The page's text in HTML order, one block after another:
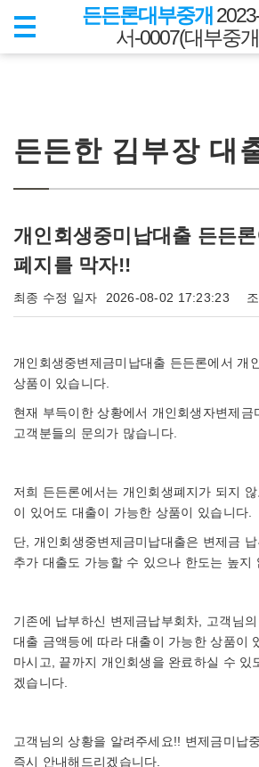
든든론대부중개
서-0007(대부중
든든한 김부장 대
개인회생중미납대출 든든
폐지를 막자!!
최종 수정 일자 2026-08-02 17:23:23
개인회생중변제금미납대출 든든론에서 개
상품이 있습니다.
현재 부득이한 상황에서 개인회생자변제금
고객분들의 문의가 많습니다.
저희 든든론에서는 개인회생폐지가 되지
이 있어도 대출이 가능한 상품이 있습니다.
단, 개인회생중변제금미납대출은 변제금 납
추가 대출도 가능할 수 있으나 한도는 높지
기존에 납부하신 변제금납부회차, 고객님
대출 금액등에 따라 대출이 가능한 상품이
마시고, 끝까지 개인회생을 완료하실 수 있
겠습니다.
고객님의 상황을 알려주세요!! 변제금미납
즉시 안내해드리겠습니다.